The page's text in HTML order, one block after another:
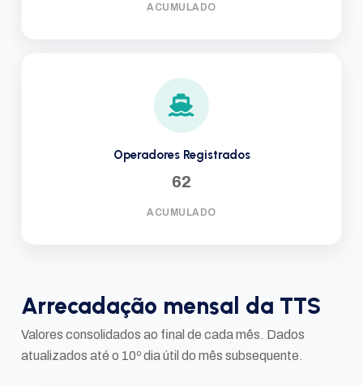
ACUMULADO
Operadores Registrados
62
ACUMULADO
Arrecadação mensal da TTS
Valores consolidados ao final de cada mês. Dados
atualizados até o 10º dia útil do mês subsequente.